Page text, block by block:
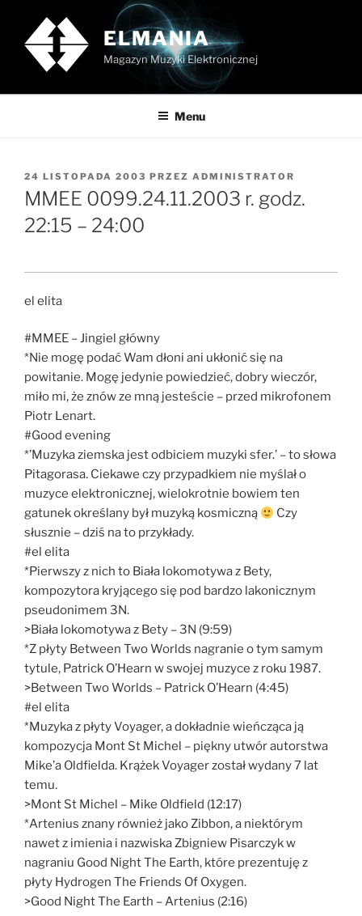
treści
ELMANIA
Magazyn Muzyki Elektronicznej
Menu
OPUBLIKOWANE
W
24 LISTOPADA 2003 PRZEZ ADMINISTRATOR
MMEE 0099.24.11.2003 r. godz.
22:15 – 24:00
el elita
#MMEE – Jingiel główny
*Nie mogę podać Wam dłoni ani ukłonić się na
powitanie. Mogę jedynie powiedzieć, dobry wieczór,
miło mi, że znów ze mną jesteście – przed mikrofonem
Piotr Lenart.
#Good evening
*’Muzyka ziemska jest odbiciem muzyki sfer.’ – to słowa
Pitagorasa. Ciekawe czy przypadkiem nie myślał o
muzyce elektronicznej, wielokrotnie bowiem ten
gatunek określany był muzyką kosmiczną
Czy
słusznie – dziś na to przykłady.
#el elita
*Pierwszy z nich to Biała lokomotywa z Bety,
kompozytora kryjącego się pod bardzo lakonicznym
pseudonimem 3N.
>Biała lokomotywa z Bety – 3N (9:59)
*Z płyty Between Two Worlds nagranie o tym samym
tytule, Patrick O’Hearn w swojej muzyce z roku 1987.
>Between Two Worlds – Patrick O’Hearn (4:45)
#el elita
*Muzyka z płyty Voyager, a dokładnie wieńcząca ją
kompozycja Mont St Michel – piękny utwór autorstwa
Mike’a Oldfielda. Krążek Voyager został wydany 7 lat
temu.
>Mont St Michel – Mike Oldfield (12:17)
*Artenius znany również jako Zibbon, a niektórym
nawet z imienia i nazwiska Zbigniew Pisarczyk w
nagraniu Good Night The Earth, które prezentuję z
płyty Hydrogen The Friends Of Oxygen.
>Good Night The Earth – Artenius (2:16)